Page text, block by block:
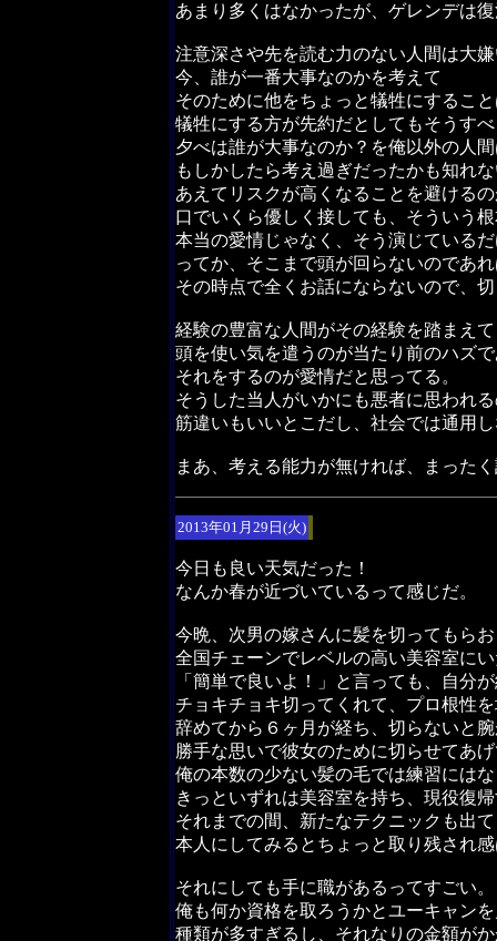
あまり多くはなかったが、ゲレンデは
注意深さや先を読む力のない人間は大
今、誰が一番大事なのかを考えて
そのために他をちょっと犠牲にするこ
犠牲にする方が先約だとしてもそうす
夕べは誰が大事なのか？を俺以外の人
もしかしたら考え過ぎだったかも知れ
あえてリスクが高くなることを避ける
口でいくら優しく接しても、そういう
本当の愛情じゃなく、そう演じている
ってか、そこまで頭が回らないのであ
その時点で全くお話にならないので、
経験の豊富な人間がその経験を踏まえて
頭を使い気を遣うのが当たり前のハズ
それをするのが愛情だと思ってる。
そうした当人がいかにも悪者に思われ
筋違いもいいとこだし、社会では通用
まあ、考える能力が無ければ、まった
2013年01月29日(火)
今日も良い天気だった！
なんか春が近づいているって感じだ。
今晩、次男の嫁さんに髪を切ってもら
全国チェーンでレベルの高い美容室に
「簡単で良いよ！」と言っても、自分
チョキチョキ切ってくれて、プロ根性
辞めてから６ヶ月が経ち、切らないと
勝手な思いで彼女のために切らせてあ
俺の本数の少ない髪の毛では練習には
きっといずれは美容室を持ち、現役復
それまでの間、新たなテクニックも出
本人にしてみるとちょっと取り残され
それにしても手に職があるってすごい。
俺も何か資格を取ろうかとユーキャン
種類が多すぎるし、それなりの金額が